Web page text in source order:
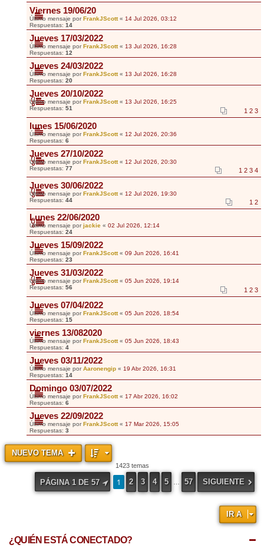
Viernes 19/06/20
Último mensaje porFrankJScott« 14 Jul 2026, 03:12
Respuestas: 14
Jueves 17/03/2022
Último mensaje porFrankJScott« 13 Jul 2026, 16:28
Respuestas: 12
Jueves 24/03/2022
Último mensaje porFrankJScott« 13 Jul 2026, 16:28
Respuestas: 20
Jueves 20/10/2022
Último mensaje porFrankJScott« 13 Jul 2026, 16:25
Respuestas: 51 1 2 3
lunes 15/06/2020
Último mensaje porFrankJScott« 12 Jul 2026, 20:36
Respuestas: 6
Jueves 27/10/2022
Último mensaje porFrankJScott« 12 Jul 2026, 20:30
Respuestas: 77 1 2 3 4
Jueves 30/06/2022
Último mensaje porFrankJScott« 12 Jul 2026, 19:30
Respuestas: 44 1 2
Lunes 22/06/2020
Último mensaje porjackie « 02 Jul 2026, 12:14
Respuestas: 24
Jueves 15/09/2022
Último mensaje porFrankJScott« 09 Jun 2026, 16:41
Respuestas: 23
Jueves 31/03/2022
Último mensaje porFrankJScott« 05 Jun 2026, 19:14
Respuestas: 56 1 2 3
Jueves 07/04/2022
Último mensaje porFrankJScott« 05 Jun 2026, 18:54
Respuestas: 15
viernes 13/082020
Último mensaje porFrankJScott« 05 Jun 2026, 18:43
Respuestas: 4
Jueves 03/11/2022
Último mensaje porAaronengip « 19 Abr 2026, 16:31
Respuestas: 14
Domingo 03/07/2022
Último mensaje porFrankJScott« 17 Abr 2026, 16:02
Respuestas: 6
Jueves 22/09/2022
Último mensaje porFrankJScott« 17 Mar 2026, 15:05
Respuestas: 3
NUEVO TEMA
1423 temas
PÁGINA 1DE 57 1 2 3 4 5 57 SIGUIENTE
IR A
¿QUIÉN ESTÁ CONECTADO?